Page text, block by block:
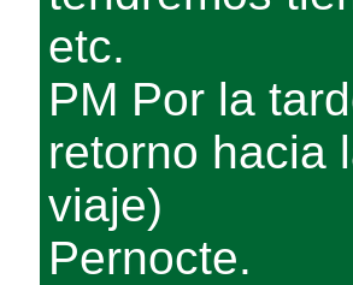
etc.
PM Por la
retorno hacia
viaje)
Pernocte.